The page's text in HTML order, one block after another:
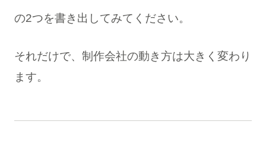
の2つを書き出してみてください。
それだけで、制作会社の動き方は大きく変わり
ます。